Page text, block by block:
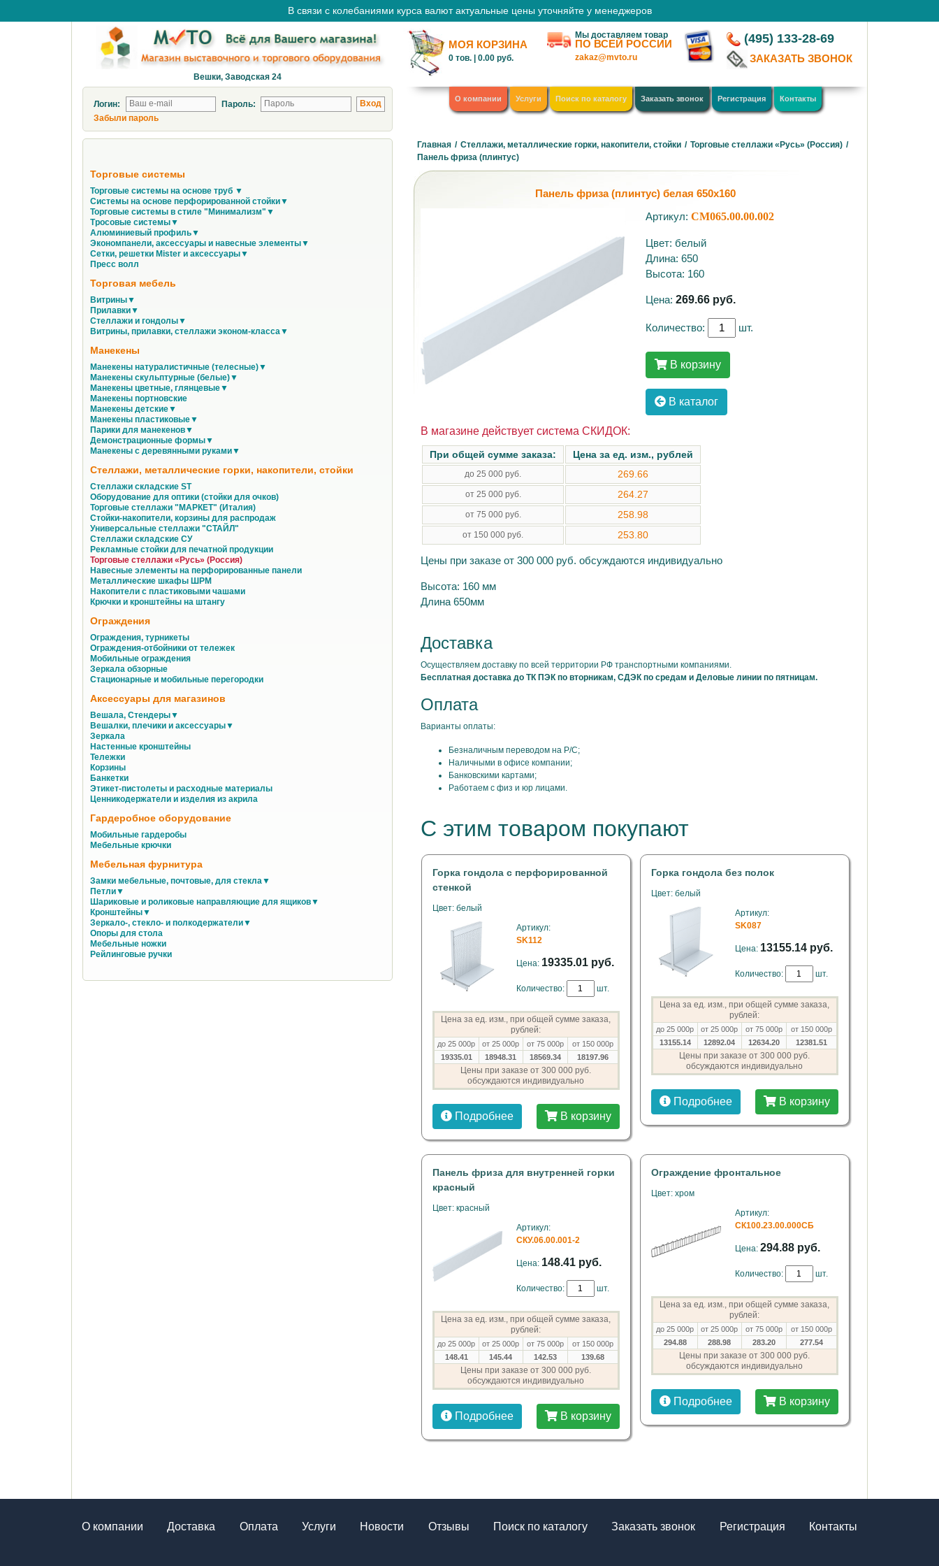
В связи с колебаниями курса валют актуальные цены уточняйте у менеджеров
Вешки, Заводская 24
МОЯ КОРЗИНА
0 тов. |0.00 руб.
Мы доставляем товар
ПО ВСЕЙ РОССИИ
zakaz@mvto.ru
(495) 133-28-69
ЗАКАЗАТЬ ЗВОНОК
Логин:
Пароль:
Забыли пароль
О компании Услуги Поиск по каталогу Заказать звонок Регистрация Контакты
Торговые системы
Торговые системы на основе труб ▼
Системы на основе перфорированной стойки▼
Торговые системы в стиле "Минимализм"▼
Тросовые системы▼
Алюминиевый профиль▼
Экономпанели, аксессуары и навесные элементы▼
Сетки, решетки Mister и аксессуары▼
Пресс волл
Торговая мебель
Витрины▼
Прилавки▼
Стеллажи и гондолы▼
Витрины, прилавки, стеллажи эконом-класса▼
Манекены
Манекены натуралистичные (телесные)▼
Манекены скульптурные (белые)▼
Манекены цветные, глянцевые▼
Манекены портновские
Манекены детские▼
Манекены пластиковые▼
Парики для манекенов▼
Демонстрационные формы▼
Манекены с деревянными руками▼
Стеллажи, металлические горки, накопители, стойки
Стеллажи складские ST
Оборудование для оптики (стойки для очков)
Торговые стеллажи "МАРКЕТ" (Италия)
Стойки-накопители, корзины для распродаж
Универсальные стеллажи "СТАЙЛ"
Стеллажи складские СУ
Рекламные стойки для печатной продукции
Торговые стеллажи «Русь» (Россия)
Навесные элементы на перфорированные панели
Металлические шкафы ШРМ
Накопители с пластиковыми чашами
Крючки и кронштейны на штангу
Ограждения
Ограждения, турникеты
Ограждения-отбойники от тележек
Мобильные ограждения
Зеркала обзорные
Стационарные и мобильные перегородки
Аксессуары для магазинов
Вешала, Стендеры▼
Вешалки, плечики и аксессуары▼
Зеркала
Настенные кронштейны
Тележки
Корзины
Банкетки
Этикет-пистолеты и расходные материалы
Ценникодержатели и изделия из акрила
Гардеробное оборудование
Мобильные гардеробы
Мебельные крючки
Мебельная фурнитура
Замки мебельные, почтовые, для стекла▼
Петли▼
Шариковые и роликовые направляющие для ящиков▼
Кронштейны▼
Зеркало-, стекло- и полкодержатели▼
Опоры для стола
Мебельные ножки
Рейлинговые ручки
Главная / Стеллажи, металлические горки, накопители, стойки / Торговые стеллажи «Русь» (Россия) /
Панель фриза (плинтус)
Панель фриза (плинтус) белая 650х160
Артикул:СМ065.00.00.002
Цвет: белый
Длина: 650
Высота: 160
Цена:269.66 руб.
Количество: шт.
В корзину
В каталог
В магазине действует система СКИДОК:
При общей сумме заказа: Цена за ед. изм., рублей
до 25 000 руб. 269.66
от 25 000 руб. 264.27
от 75 000 руб. 258.98
от 150 000 руб. 253.80
Цены при заказе от 300 000 руб. обсуждаются индивидуально
Высота: 160 мм
Длина 650мм
Доставка
Осуществляем доставку по всей территории РФ транспортными компаниями.
Бесплатная доставка до ТК ПЭК по вторникам, СДЭК по средам и Деловые линии по пятницам.
Оплата
Варианты оплаты:
Безналичным переводом на Р/С;
Наличными в офисе компании;
Банковскими картами;
Работаем с физ и юр лицами.
С этим товаром покупают
Горка гондола с перфорированной
стенкой
Цвет: белый
Артикул:
SK112
Цена: 19335.01 руб.
Количество: шт.
Цена за ед. изм., при общей сумме заказа,
рублей:
до 25 000р от 25 000р от 75 000р
от 150 000р
19335.01
18948.31 18569.34 18197.96
Цены при заказе от 300 000 руб.
обсуждаются индивидуально
Подробнее В корзину
Горка гондола без полок
Цвет: белый
Артикул:
SK087
Цена: 13155.14 руб.
Количество: шт.
Цена за ед. изм., при общей сумме заказа,
рублей:
до 25 000р от 25 000р от 75 000р
от 150 000р
13155.14
12892.04 12634.20 12381.51
Цены при заказе от 300 000 руб.
обсуждаются индивидуально
Подробнее В корзину
Панель фриза для внутренней горки
красный
Цвет: красный
Артикул:
СКУ.06.00.001-2
Цена: 148.41 руб.
Количество: шт.
Цена за ед. изм., при общей сумме заказа,
рублей:
до 25 000р от 25 000р от 75 000р
от 150 000р
148.41
145.44 142.53 139.68
Цены при заказе от 300 000 руб.
обсуждаются индивидуально
Подробнее В корзину
Ограждение фронтальное
Цвет: хром
Артикул:
СК100.23.00.000СБ
Цена: 294.88 руб.
Количество: шт.
Цена за ед. изм., при общей сумме заказа,
рублей:
до 25 000р от 25 000р от 75 000р
от 150 000р
294.88
288.98 283.20 277.54
Цены при заказе от 300 000 руб.
обсуждаются индивидуально
Подробнее В корзину
О компании Доставка Оплата Услуги Новости Отзывы Поиск по каталогу Заказать звонок Регистрация Контакты